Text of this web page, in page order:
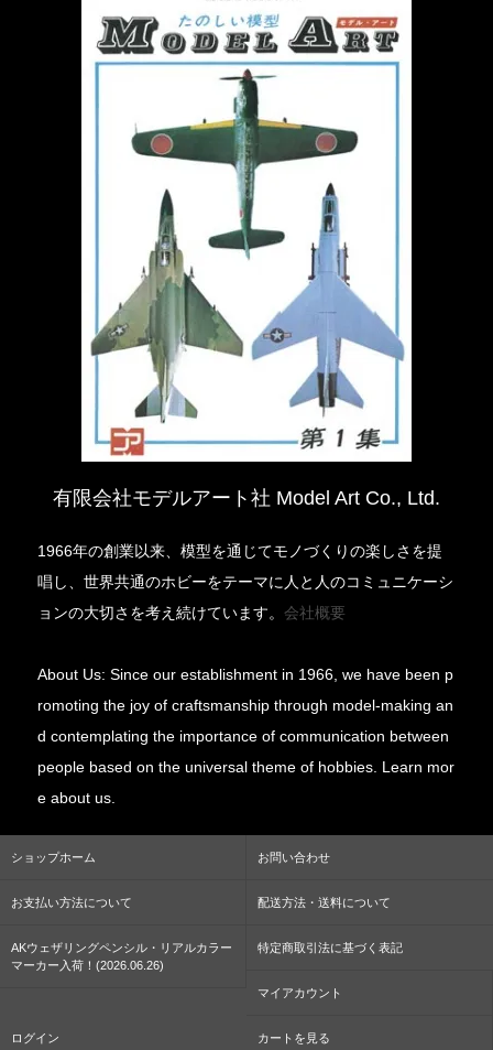
有限会社モデルアート社 Model Art Co., Ltd.
1966年の創業以来、模型を通じてモノづくりの楽しさを提
唱し、世界共通のホビーをテーマに人と人のコミュニケーシ
ョンの大切さを考え続けています。会社概要
About Us: Since our establishment in 1966, we have been p
romoting the joy of craftsmanship through model-making an
d contemplating the importance of communication between
people based on the universal theme of hobbies. Learn mor
e about us.
ショップホーム お問い合わせ
お支払い方法について 配送方法・送料について
AKウェザリングペンシル・リアルカラー
マーカー入荷！(2026.06.26)
特定商取引法に基づく表記
マイアカウント
ログイン カートを見る